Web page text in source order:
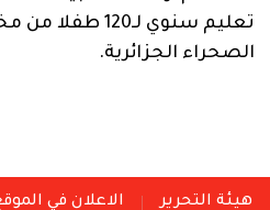
تعليم سنوي
الصحراء الجزائرية.
هيئة التحرير الاعلان في